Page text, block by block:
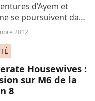
d’Ayem et
se poursuivent dans
2 d’ »Hollywood
diffusée tous les soirs
Vous pouvez
voir ou revoir
épisodes...
2012
Housewives :
sur M6 de la
8